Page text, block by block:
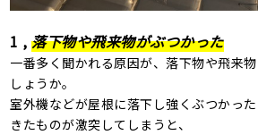
1 ,落下物や飛来物がぶつかった
一番多く聞かれる原因が、落下物や飛来
しょうか。
室外機などが屋根に落下し強くぶつかっ
きたものが激突してしまうと、